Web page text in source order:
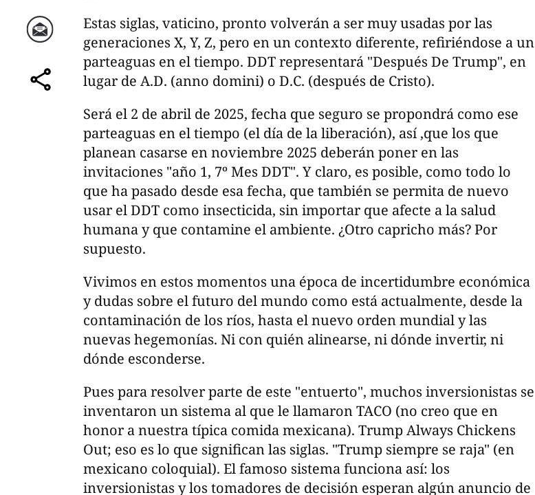
Correo
comparte
Estas siglas, vaticino, pronto volverán a ser muy usadas por las
generaciones X, Y, Z, pero en un contexto diferente, refiriéndose a un
parteaguas en el tiempo. DDT representará "Después De Trump", en
lugar de A.D. (anno domini) o D.C. (después de Cristo).
Será el 2 de abril de 2025, fecha que seguro se propondrá como ese
parteaguas en el tiempo (el día de la liberación), así ,que los que
planean casarse en noviembre 2025 deberán poner en las
invitaciones "año 1, 7º Mes DDT". Y claro, es posible, como todo lo
que ha pasado desde esa fecha, que también se permita de nuevo
usar el DDT como insecticida, sin importar que afecte a la salud
humana y que contamine el ambiente. ¿Otro capricho más? Por
supuesto.
Vivimos en estos momentos una época de incertidumbre económica
y dudas sobre el futuro del mundo como está actualmente, desde la
contaminación de los ríos, hasta el nuevo orden mundial y las
nuevas hegemonías. Ni con quién alinearse, ni dónde invertir, ni
dónde esconderse.
Pues para resolver parte de este "entuerto", muchos inversionistas se
inventaron un sistema al que le llamaron TACO (no creo que en
honor a nuestra típica comida mexicana). Trump Always Chickens
Out; eso es lo que significan las siglas. "Trump siempre se raja" (en
mexicano coloquial). El famoso sistema funciona así: los
inversionistas y los tomadores de decisión esperan algún anuncio de